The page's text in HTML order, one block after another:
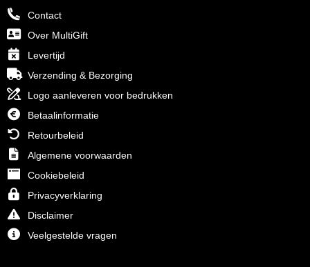
Contact
Over MultiGift
Levertijd
Verzending & Bezorging
Logo aanleveren voor bedrukken
Betaalinformatie
Retourbeleid
Algemene voorwaarden
Cookiebeleid
Privacyverklaring
Disclaimer
Veelgestelde vragen